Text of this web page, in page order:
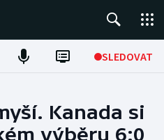
SLEDOVAT
Kanada si
výběru 6:0